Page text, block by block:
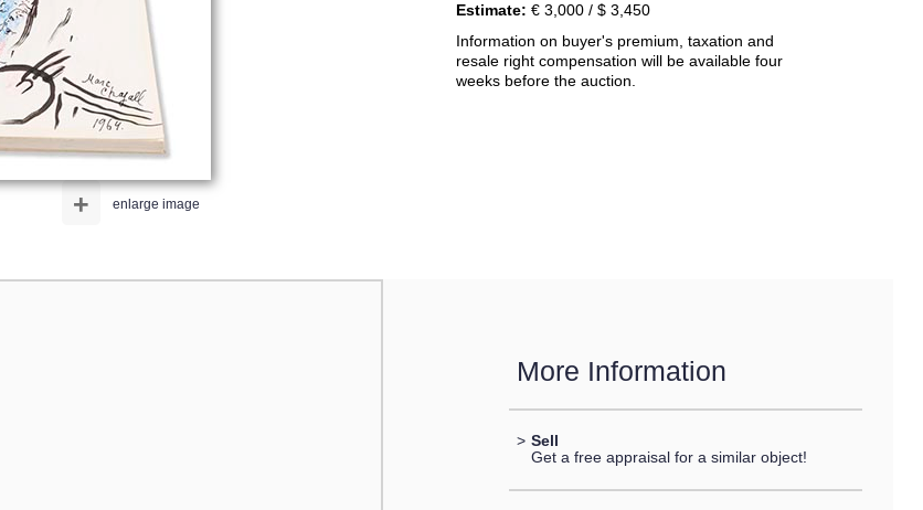
enlarge image
+
Estimate: € 3,000 / $ 3,450
Information on buyer's premium, taxation and
resale right compensation will be available four
weeks before the auction.
More Information
> Sell
Get a free appraisal for a similar object!